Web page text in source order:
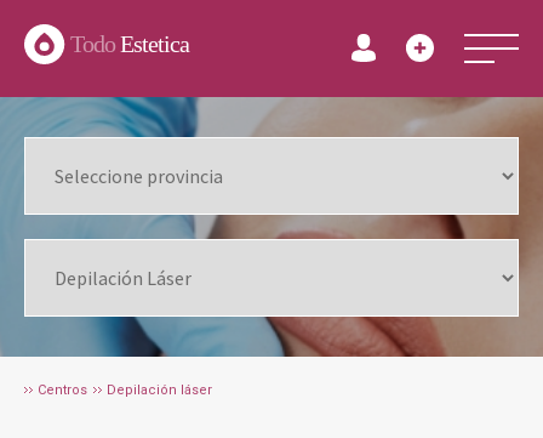
TodoEstetica
Centros Depilación láser